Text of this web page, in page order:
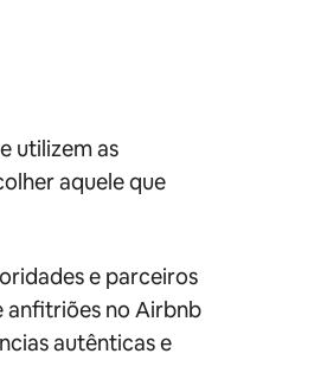
utilizem as
aquele que
e parceiros
anfitriões no Airbnb
autênticas e